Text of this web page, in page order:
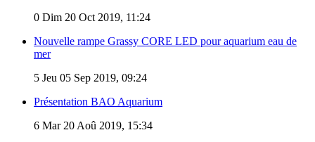
0 Dim 20 Oct 2019, 11:24
Nouvelle rampe Grassy CORE LED pour aquarium eau de
mer
5 Jeu 05 Sep 2019, 09:24
Présentation BAO Aquarium
6 Mar 20 Aoû 2019, 15:34